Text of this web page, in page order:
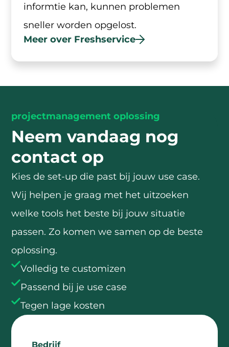
informtie kan, kunnen problemen
sneller worden opgelost.
Meer over Freshservice
projectmanagement oplossing
Neem vandaag nog
contact op
Kies de set-up die past bij jouw use case.
Wij helpen je graag met het uitzoeken
welke tools het beste bij jouw situatie
passen. Zo komen we samen op de beste
oplossing.
Volledig te customizen
Passend bij je use case
Tegen lage kosten
Bedrijf